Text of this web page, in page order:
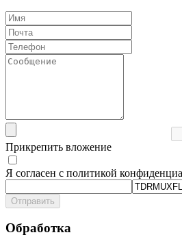
Прикрепить вложение
Я согласен с политикой
Отправить
Обработка